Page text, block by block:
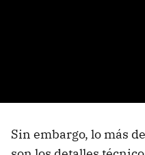
Sin embargo, lo más